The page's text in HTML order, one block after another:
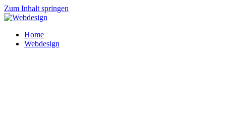
Zum Inhalt springen
Home
Webdesign